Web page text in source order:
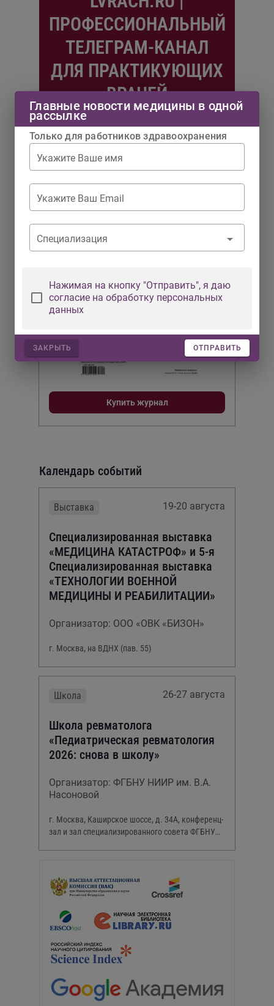
ПРОФЕССИОНАЛЬНЫЙ
ТЕЛЕГРАМ-КАНАЛ
ДЛЯ ПРАКТИКУЮЩИХ
ВРАЧЕЙ
Подписаться
#06/26
Купить журнал
Календарь событий
Выставка 19-20 августа
Специализированная выставка
«МЕДИЦИНА КАТАСТРОФ» и 5-я
Специализированная выставка
«ТЕХНОЛОГИИ ВОЕННОЙ
МЕДИЦИНЫ И РЕАБИЛИТАЦИИ»
Организатор: ООО «ОВК «БИЗОН»
г. Москва, на ВДНХ (пав. 55)
Школа 26-27 августа
Школа ревматолога
«Педиатрическая ревматология
2026: снова в школу»
Организатор: ФГБНУ НИИР им. В.А.
Насоновой
г. Москва, Каширское шоссе, д. 34А, конференц-
зал и зал специализированного совета ФГБНУ
Главные новости медицины в одной
рассылке
Только для работников здравоохранения
Укажите Ваше имя
Укажите Ваш Email
Специализация
Нажимая на кнопку "Отправить", я даю
согласие на обработку персональных
данных
ЗАКРЫТЬ ОТПРАВИТЬ